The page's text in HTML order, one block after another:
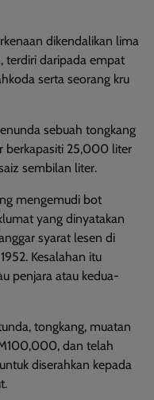
dikendalikan lima
terdiri daripada empat
serta seorang kru
sebuah tongkang
berkapasiti 25,000 liter
sembilan liter.
mengemudi bot
yang dinyatakan
syarat lesen di
Kesalahan itu
penjara atau kedua-
tongkang, muatan
dan telah
diserahkan kepada